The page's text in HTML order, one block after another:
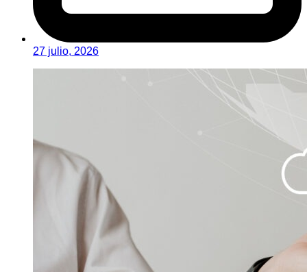
27 julio, 2026